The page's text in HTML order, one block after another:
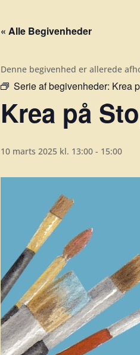
« Alle Begivenheder
Denne begivenhed er allerede
Serie af begivenheder: Krea
Krea på
10 marts 2025 kl. 13:00- 15:00